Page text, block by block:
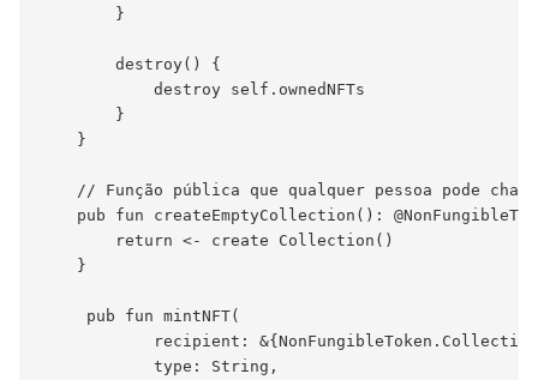
        }
        destroy() {
            destroy self.ownedNFTs
        }
    }
// Função pública que qualquer pessoa pode
pub fun createEmptyCollection():
        return <- create Collection()
    }
     pub fun mintNFT(
recipient:
            type: String,